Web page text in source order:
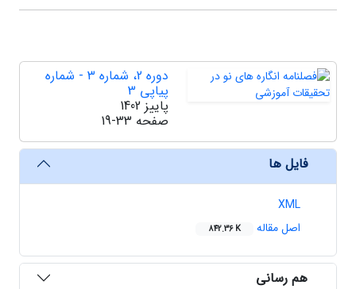
دوره 2، شماره 3 - شماره
پیاپی 3
پاییز 1402
صفحه 19-33
فایل ها
XML
اصل مقاله
842.36 K
هم رسانی